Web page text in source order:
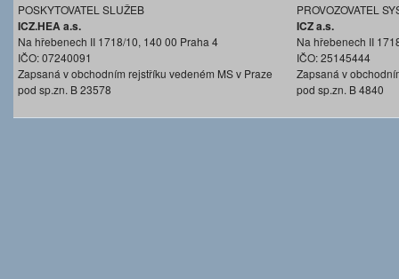
POSKYTOVATEL SLUŽEB
ICZ.HEA a.s.
Na hřebenech II 1718/10, 140 00 Praha 4
IČO: 07240091
Zapsaná v obchodním rejstříku vedeném MS v Praze
pod sp.zn. B 23578
PROVOZOVATEL
ICZ a.s.
Na hřebenech II
IČO: 25145444
Zapsaná v
pod sp.zn. B 4840